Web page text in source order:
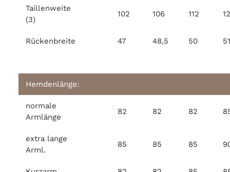
Taillenweite
(3)
102 106 112
Rückenbreite 47 48,5 50
Hemdenlänge:
normale
Armlänge
82 82 82
extra lange
Arml.
85 85 85